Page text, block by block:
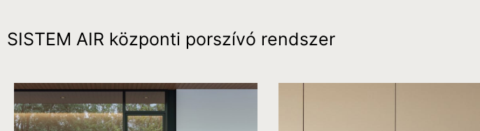
poratkákat és
egyéb
SISTEM AIR központi porszívó rendszer